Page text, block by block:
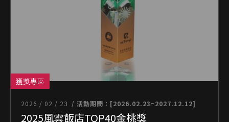
獲獎專區
2026 / 02 / 23 / 活動期間：[2026.02.23~2027.12.12]
2025風雲飯店TOP40金桃獎